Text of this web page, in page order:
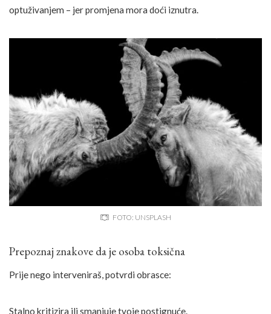
optuživanjem – jer promjena mora doći iznutra.
FOTO: UNSPLASH
Prepoznaj znakove da je osoba toksična
Prije nego interveniraš, potvrdi obrasce:
Stalno kritizira ili smanjuje tvoje postignuće.